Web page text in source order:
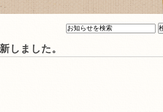
ました。
www.replica-handbagss.com